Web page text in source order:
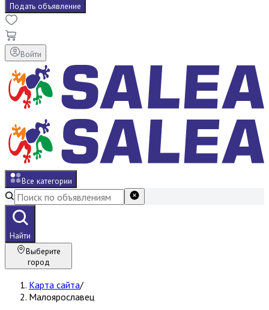
Подать объявление
Войти
Все категории
Найти
Выберите
город
Карта сайта/
Малоярославец